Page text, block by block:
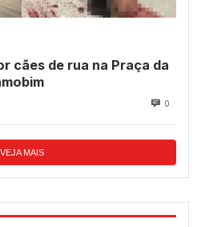
cães de rua na Praça da
0
VEJA MAIS